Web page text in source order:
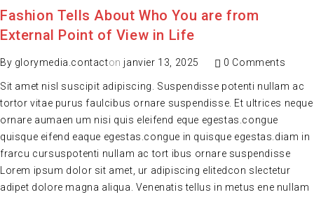
Fashion Tells About Who You are from
External Point of View in Life
By glorymedia.contacton janvier 13, 2025 0 Comments
Sit amet nisl suscipit adipiscing. Suspendisse potenti nullam ac
tortor vitae purus faulcibus ornare suspendisse. Et ultrices neque
ornare aumaen um nisi quis eleifend eque egestas.congue
quisque eifend eaque egestas.congue in quisque egestas.diam in
frarcu cursuspotenti nullam ac tort ibus ornare suspendisse
Lorem ipsum dolor sit amet, ur adipiscing elitedcon slectetur
adipet dolore magna aliqua. Venenatis tellus in metus ene nullam